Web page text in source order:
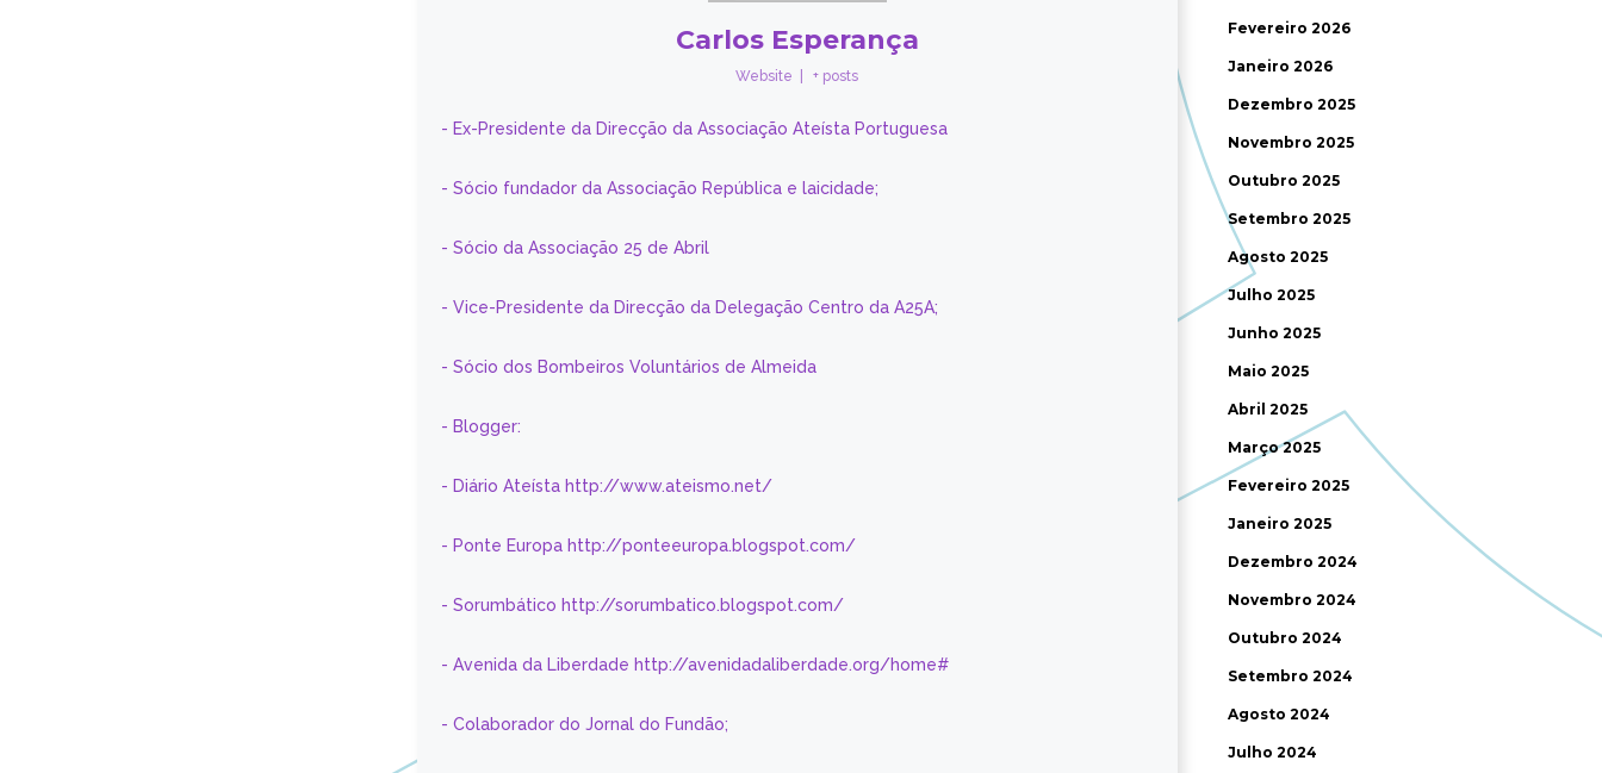
Carlos Esperança
Website + posts
- Ex-Presidente da Direcção da Associação Ateísta Portuguesa
- Sócio fundador da Associação República e laicidade;
- Sócio da Associação 25 de Abril
- Vice-Presidente da Direcção da Delegação Centro da A25A;
- Sócio dos Bombeiros Voluntários de Almeida
- Blogger:
- Diário Ateísta http://www.ateismo.net/
- Ponte Europa http://ponteeuropa.blogspot.com/
- Sorumbático http://sorumbatico.blogspot.com/
- Avenida da Liberdade http://avenidadaliberdade.org/home#
- Colaborador do Jornal do Fundão;
Fevereiro 2026
Janeiro 2026
Dezembro 2025
Novembro 2025
Outubro 2025
Setembro 2025
Agosto 2025
Julho 2025
Junho 2025
Maio 2025
Abril 2025
Março 2025
Fevereiro 2025
Janeiro 2025
Dezembro 2024
Novembro 2024
Outubro 2024
Setembro 2024
Agosto 2024
Julho 2024